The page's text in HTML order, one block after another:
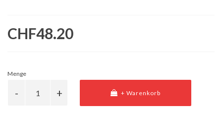
CHF48.20
Menge
+ Warenkorb